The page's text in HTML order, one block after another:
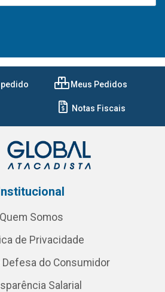
Meus Pedidos
Notas Fiscais
Quem Somos
de Privacidade
Defesa do Consumidor
Salarial